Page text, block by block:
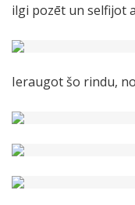
ilgi pozēt un selfijot
Ieraugot šo rindu,